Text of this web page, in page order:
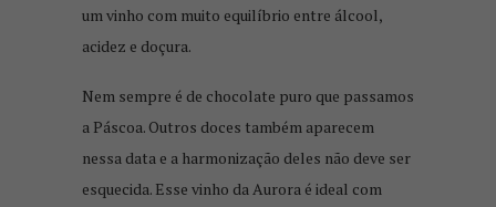
um vinho com muito equilíbrio entre álcool,
acidez e doçura.
Nem sempre é de chocolate puro que passamos
a Páscoa. Outros doces também aparecem
nessa data e a harmonização deles não deve ser
esquecida. Esse vinho da Aurora é ideal com